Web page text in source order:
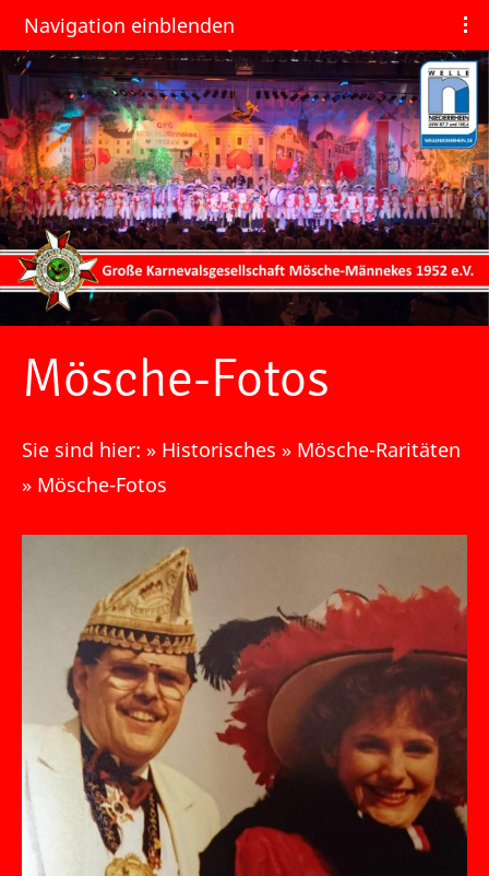
Navigation einblenden
Mösche-Fotos
Sie sind hier: » Historisches » Mösche-Raritäten
» Mösche-Fotos